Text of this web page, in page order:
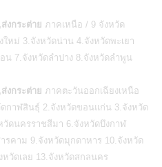
งกระต่าย ภาคเหนือ / 9 จังหวัด
ใหม่ 3.จังหวัดน่าน 4.จังหวัดพะเยา
น 7.จังหวัดลำปาง 8.จังหวัดลำพูน
งกระต่าย ภาคตะวันออกเฉียงเหนือ
กาฬสินธุ์ 2.จังหวัดขอนแก่น 3.จังหวัด
ดนครราชสีมา 6.จังหวัดบึงกาฬ
รคาม 9.จังหวัดมุกดาหาร 10.จังหวัด
หวัดเลย 13.จังหวัดสกลนคร